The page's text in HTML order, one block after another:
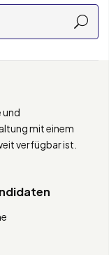
und
mit einem
verfügbar ist.